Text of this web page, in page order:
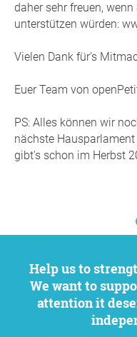
daher sehr freuen,
unterstützen würden:
Vielen Dank für's
Euer Team von
PS: Alles können wir
nächste
gibt's schon im Herbst
Help us to strengthen citizen participation.
We want to
attention it